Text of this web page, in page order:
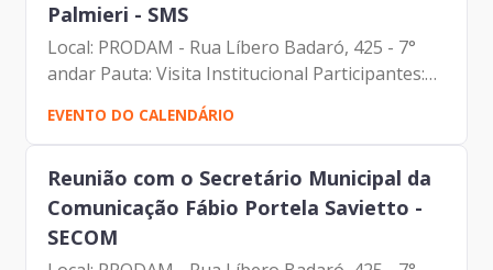
Palmieri - SMS
Local: PRODAM - Rua Líbero Badaró, 425 - 7°
andar Pauta: Visita Institucional Participantes:
Armando Palmieri (SMS) Francisco de Padovan
Forbes (Presidente da Prodam) Luciano Felipe
de Paula...
EVENTO DO CALENDÁRIO
Reunião com o Secretário Municipal da
Comunicação Fábio Portela Savietto -
SECOM